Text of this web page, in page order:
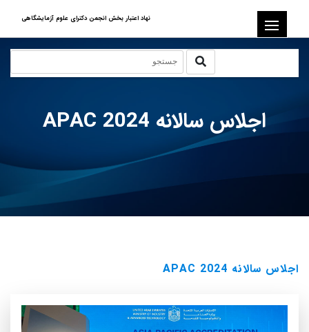
نهاد اعتبار بخش انجمن دکترای علوم آزمایشگاهی
اجلاس سالانه APAC 2024
اجلاس سالانه APAC 2024